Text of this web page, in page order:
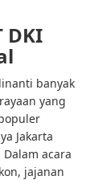
DKI
banyak
yang
Jakarta
acara
jajanan